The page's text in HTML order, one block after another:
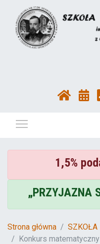
1,5%
„PRZYJAZNA
Strona główna
SZKOŁA
Konkurs